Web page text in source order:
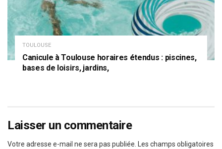
TOULOUSE
Canicule à Toulouse horaires étendus : piscines,
bases de loisirs, jardins,
Laisser un commentaire
Votre adresse e-mail ne sera pas publiée.
Les champs obligatoires